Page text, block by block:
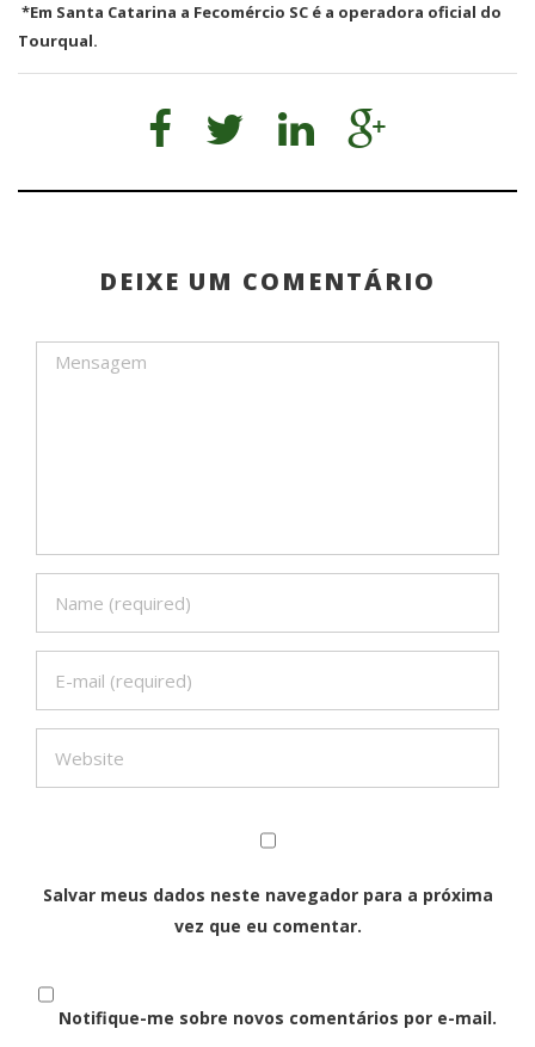
*Em Santa Catarina a Fecomércio SC é a operadora oficial do
Tourqual.
DEIXE UM COMENTÁRIO
Salvar meus dados neste navegador para a próxima
vez que eu comentar.
Notifique-me sobre novos comentários por e-mail.